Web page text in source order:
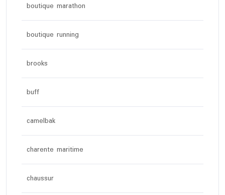
boutique marathon
boutique running
brooks
buff
camelbak
charente maritime
chaussur